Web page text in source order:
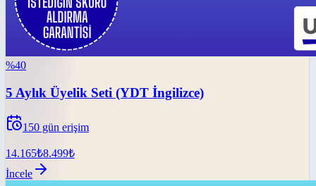
%40
5 Aylık Üyelik Seti (YDT İngilizce)
150 gün erişim
14.165₺8.499₺
İncele